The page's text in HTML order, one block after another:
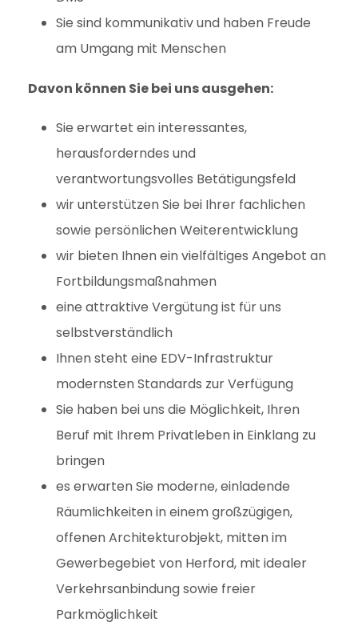
Sie sind kommunikativ und haben Freude
am Umgang mit Menschen
Davon können Sie bei uns ausgehen:
Sie erwartet ein interessantes,
herausforderndes und
verantwortungsvolles Betätigungsfeld
wir unterstützen Sie bei Ihrer fachlichen
sowie persönlichen Weiterentwicklung
wir bieten Ihnen ein vielfältiges Angebot an
Fortbildungsmaßnahmen
eine attraktive Vergütung ist für uns
selbstverständlich
Ihnen steht eine EDV-Infrastruktur
modernsten Standards zur Verfügung
Sie haben bei uns die Möglichkeit, Ihren
Beruf mit Ihrem Privatleben in Einklang zu
bringen
es erwarten Sie moderne, einladende
Räumlichkeiten in einem großzügigen,
offenen Architekturobjekt, mitten im
Gewerbegebiet von Herford, mit idealer
Verkehrsanbindung sowie freier
Parkmöglichkeit